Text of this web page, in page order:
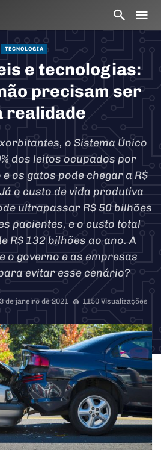
TECNOLOGIA
e tecnologias:
precisam ser
realidade
o Sistema Único
dos leitos ocupados por
os gatos pode chegar a R$
o custo de vida produtiva
ultrapassar R$ 50 bilhões
pacientes, e o custo total
R$ 132 bilhões ao ano. A
o governo e as empresas
evitar esse cenário?
de janeiro de 2021 1150 Visualizações